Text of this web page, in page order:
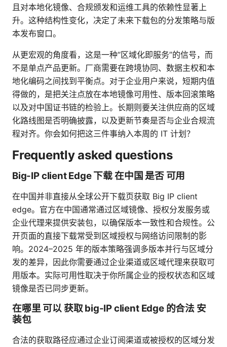
且对本地化镜像、合规颁发和运维工具的依赖性显著上
升。这种结构性变化，决定了未来下载包的分发策略与版
本发布窗口。
从更宏观的角度看，这是一种“区域化即服务”的信号，而
不是单点产品更新。厂商需要在跨境协同、数据主权和本
地化编码之间找到平衡点。对于企业用户来说，短期内值
得做的，是把关注点放在本地镜像可用性、版本回滚策略
以及对中国证书链的检验上。长期则要关注供应商的区域
化路线图是否明确披露，以及更新节奏是否与企业合规流
程对齐。你会如何把这三件事纳入本周的 IT 计划？
Frequently asked questions
Big-IP client Edge 下载 在中国 是否 可用
在中国并非直接从全球公开下载页获取 Big IP client
edge。官方在中国通常通过区域镜像、授权分发服务或
企业代理来提供安装包，以确保版本一致性和合规性。公
开页面的直接下载常受到区域授权与网络访问限制的影
响。2024–2025 年的版本策略强调多版本并行与区域分
发的差异，因此你需要通过企业渠道或区域代理来获取可
用版本。实际可用性取决于你所属企业的授权状态和区域
镜像是否已同步更新。
在哪里 可以 获取 big-IP client Edge 的合法 安
装包
合法的获取路径应通过企业订阅渠道或被授权的区域分发